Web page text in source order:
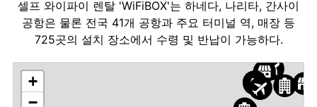
셀프 와이파이 렌탈 'WiFiBOX'는 하네다, 나리타, 간사이
공항은 물론 전국 41개 공항과 주요 터미널 역, 매장 등
725곳의 설치 장소에서 수령 및 반납이 가능하다.
+
−